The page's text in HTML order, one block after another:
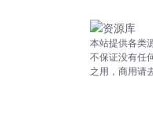
本站提供各类
不保证没有任
之用，商用请